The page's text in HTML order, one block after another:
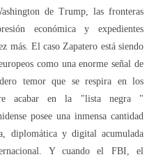
de Trump, las fronteras
económica y expedientes
más. El caso Zapatero está siendo
como una enorme señal de
temor que se respira en los
acabar en la "lista negra "
posee una inmensa cantidad
diplomática y digital acumulada
Y cuando el FBI, el